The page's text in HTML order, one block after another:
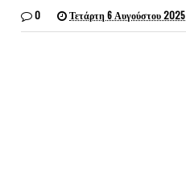
0 Τετάρτη 6 Αυγούστου 2025